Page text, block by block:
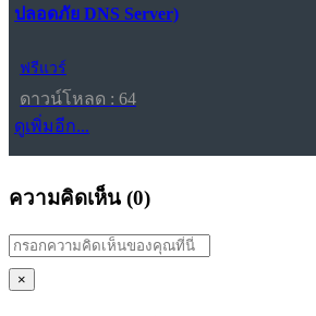
ปลอดภัย DNS Server)
ฟรีแวร์
ดาวน์โหลด : 64
ดูเพิ่มอีก...
ความคิดเห็น (0)
×